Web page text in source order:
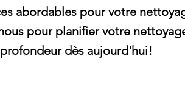
abordables pour votre
pour planifier votre
profondeur dès aujourd'hui!